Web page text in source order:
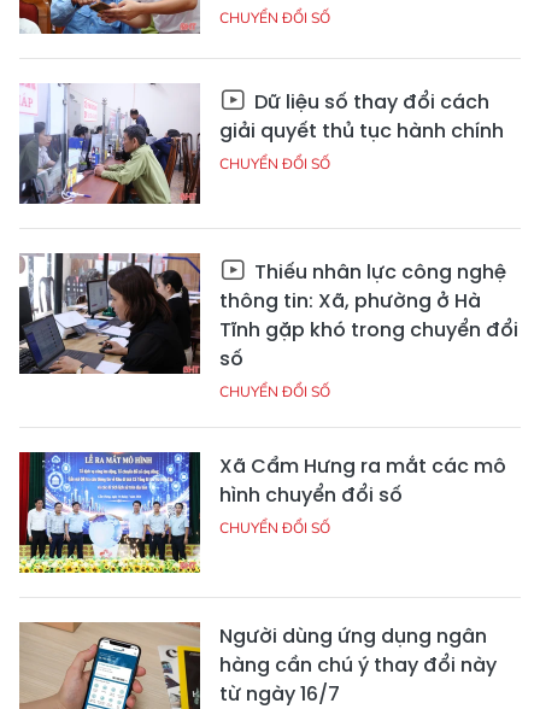
CHUYỂN ĐỔI SỐ
Dữ liệu số thay đổi cách
giải quyết thủ tục hành chính
CHUYỂN ĐỔI SỐ
Thiếu nhân lực công nghệ
thông tin: Xã, phường ở Hà
Tĩnh gặp khó trong chuyển đổi
số
CHUYỂN ĐỔI SỐ
Xã Cẩm Hưng ra mắt các mô
hình chuyển đổi số
CHUYỂN ĐỔI SỐ
Người dùng ứng dụng ngân
hàng cần chú ý thay đổi này
từ ngày 16/7